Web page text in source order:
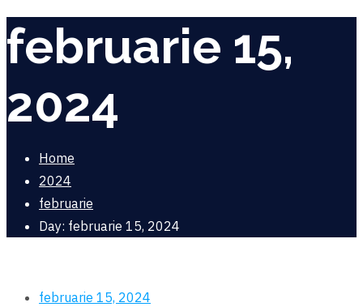
februarie 15,
2024
Home
2024
februarie
Day: februarie 15, 2024
februarie 15, 2024